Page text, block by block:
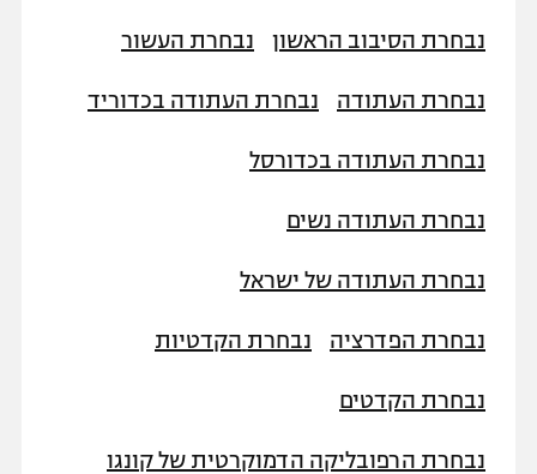
נבחרת הסיבוב הראשון נבחרת העשור
נבחרת העתודה נבחרת העתודה בכדוריד
נבחרת העתודה בכדורסל
נבחרת העתודה נשים
נבחרת העתודה של ישראל
נבחרת הפדרציה נבחרת הקדטיות
נבחרת הקדטים
נבחרת הרפובליקה הדמוקרטית של קונגו